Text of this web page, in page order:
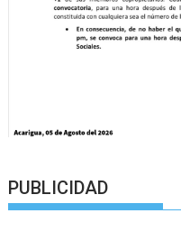
PUBLICIDAD